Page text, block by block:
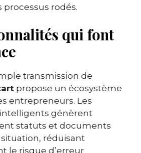
processus rodés.
qui font
transmission de
propose un écosystème
entrepreneurs. Les
génèrent
statuts et documents
réduisant
le risque d’erreur